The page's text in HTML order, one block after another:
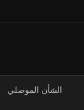
الشأن الموصلي